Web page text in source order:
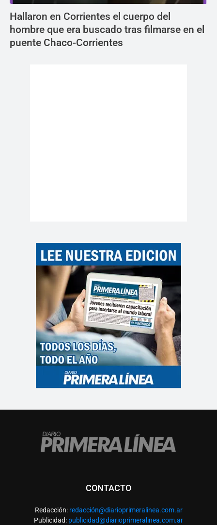
Hallaron en Corrientes el cuerpo del
hombre que era buscado tras filmarse en el
puente Chaco-Corrientes
CONTACTO
Redacción: redacción@diarioprimeralinea.com.ar
Publicidad: publicidad@diarioprimeralinea.com.ar